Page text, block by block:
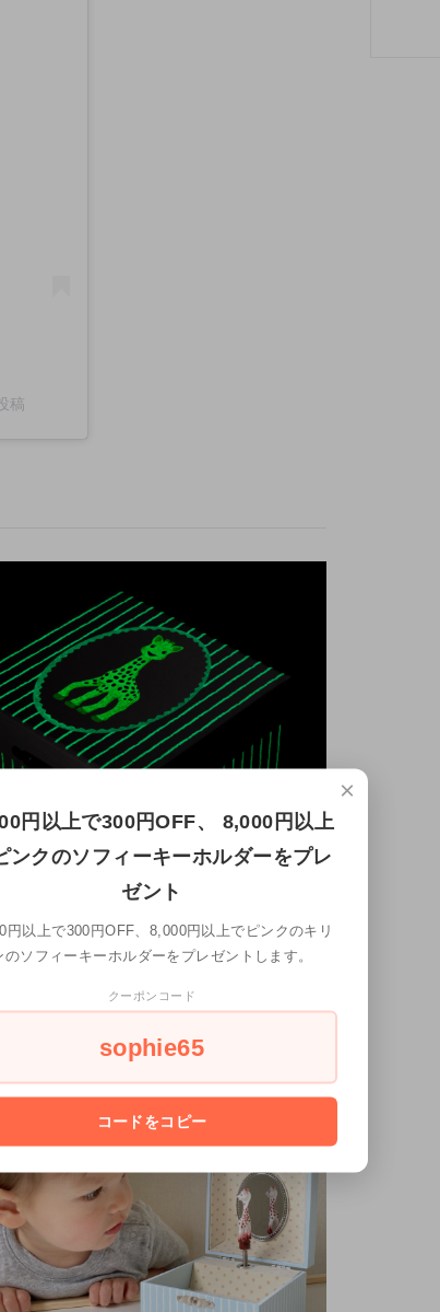
稿
×
円以上で300円OFF、 8,000円以上
ンクのソフィーキーホルダーをプレ
ゼント
円以上で300円OFF、8,000円以上でピンクのキリ
のソフィーキーホルダーをプレゼントします。
クーポンコード
sophie65
コードをコピー